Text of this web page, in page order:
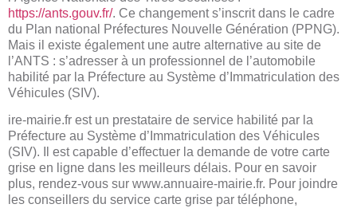
https://ants.gouv.fr/. Ce changement s’inscrit dans le cadre
du Plan national Préfectures Nouvelle Génération (PPNG).
Mais il existe également une autre alternative au site de
l’ANTS : s’adresser à un professionnel de l’automobile
habilité par la Préfecture au Système d’Immatriculation des
Véhicules (SIV).
ire-mairie.fr est un prestataire de service habilité par la
Préfecture au Système d’Immatriculation des Véhicules
(SIV). Il est capable d’effectuer la demande de votre carte
grise en ligne dans les meilleurs délais. Pour en savoir
plus, rendez-vous sur www.annuaire-mairie.fr. Pour joindre
les conseillers du service carte grise par téléphone,